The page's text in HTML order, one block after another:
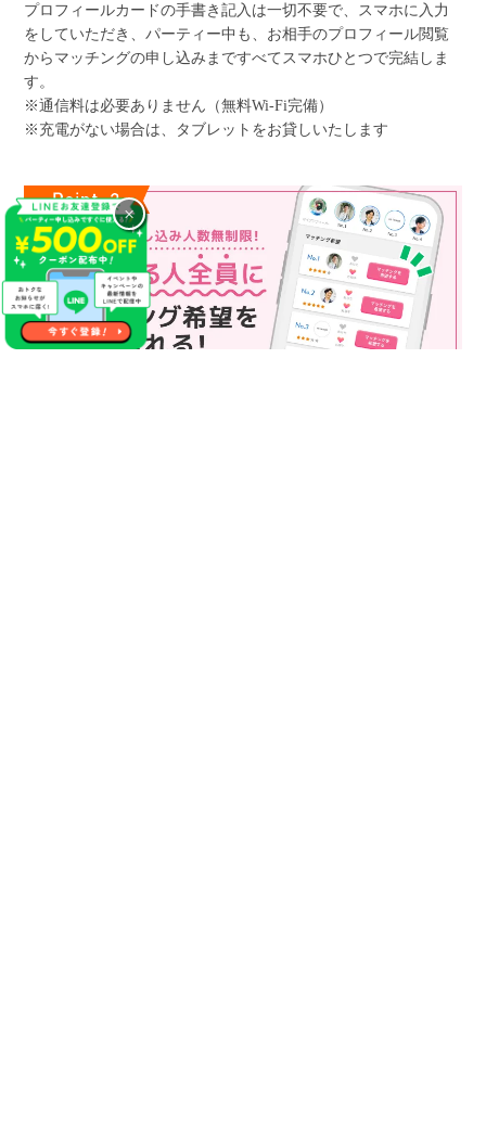
プロフィールカードの手書き記入は一切不要で、スマホに入力
をしていただき、パーティー中も、お相手のプロフィール閲覧
からマッチングの申し込みまですべてスマホひとつで完結しま
す。
※通信料は必要ありません（無料Wi-Fi完備）
※充電がない場合は、タブレットをお貸しいたします
×